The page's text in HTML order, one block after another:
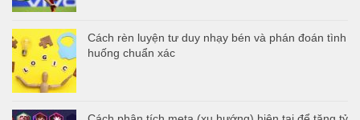
Cách rèn luyện tư duy nhạy bén và phán đoán tình
huống chuẩn xác